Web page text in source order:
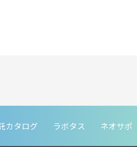
カタログ ラボタス ネオサポ